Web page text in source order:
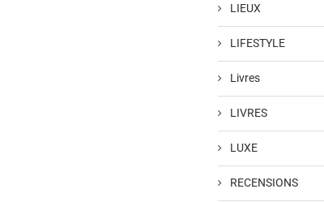
LIEUX
LIFESTYLE
Livres
LIVRES
LUXE
RECENSIONS